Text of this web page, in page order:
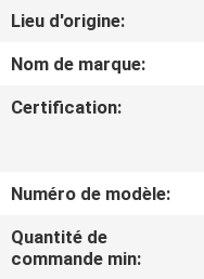
VIDÉOS
PROPOS
NOUS
VISITE
Lieu d'origine:
Nom de marque:
Certification:
Numéro de modèle:
Quantité de
commande min: